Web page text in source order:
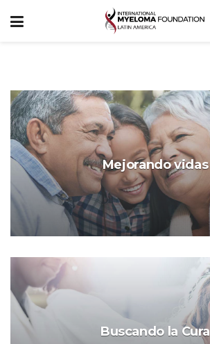
Mejorando vidas
Buscando la Cura